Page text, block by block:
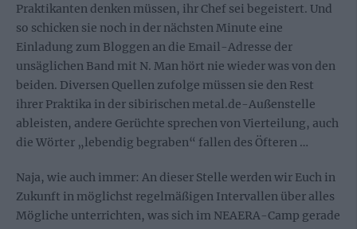
Praktikanten denken müssen, ihr Chef sei begeistert. Und
so schicken sie noch in der nächsten Minute eine
Einladung zum Bloggen an die Email-Adresse der
unsäglichen Band mit N. Man hört nie wieder was von den
beiden. Diversen Quellen zufolge müssen sie den Rest
ihrer Praktika in der sibirischen metal.de-Außenstelle
ableisten, andere Gerüchte sprechen von Vierteilung, auch
die Wörter „lebendig begraben“ fallen des Öfteren …
Naja, wie auch immer: An dieser Stelle werden wir Euch in
Zukunft in möglichst regelmäßigen Intervallen über alles
Mögliche unterrichten, was sich im NEAERA-Camp gerade